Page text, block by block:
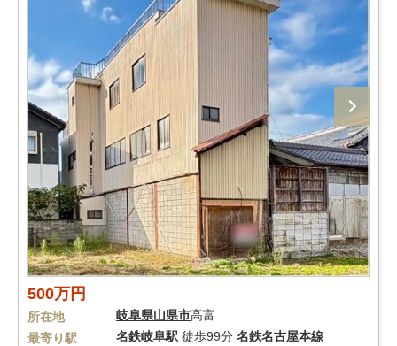
500万円
所在地 岐阜県山県市高富
最寄り駅
名鉄岐阜駅 徒歩99分 名鉄名古屋本線